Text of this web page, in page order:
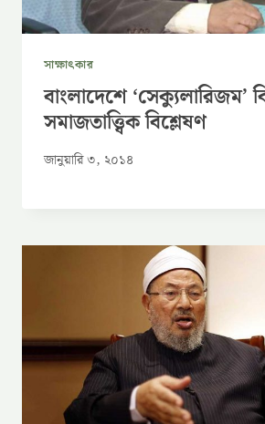
সাক্ষাৎকার
বাংলাদেশে ‘সেক্যুলারিজম’
সমাজতাত্ত্বিক বিশ্লেষণ
জানুয়ারি ৩, ২০১৪